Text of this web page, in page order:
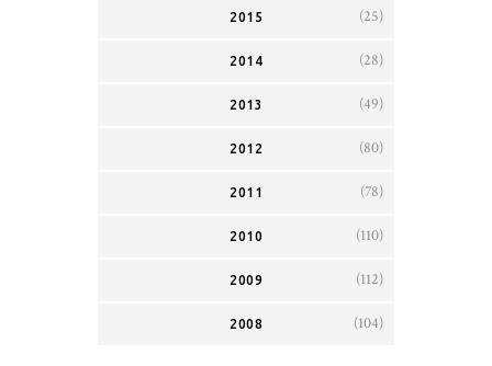
2015 (25)
2014 (28)
2013 (49)
2012 (80)
2011 (78)
2010 (110)
2009 (112)
2008 (104)